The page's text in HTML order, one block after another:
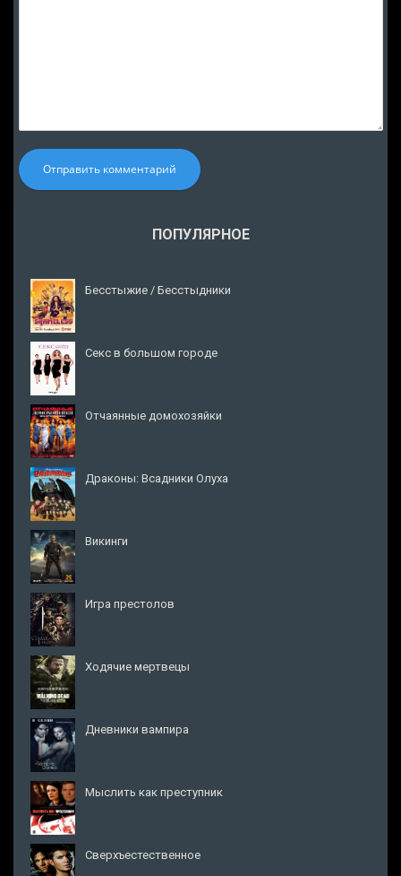
Отправить комментарий
ПОПУЛЯРНОЕ
Бесстыжие / Бесстыдники
Секс в большом городе
Отчаянные домохозяйки
Драконы: Всадники Олуха
Викинги
Игра престолов
Ходячие мертвецы
Дневники вампира
Мыслить как преступник
Сверхъестественное